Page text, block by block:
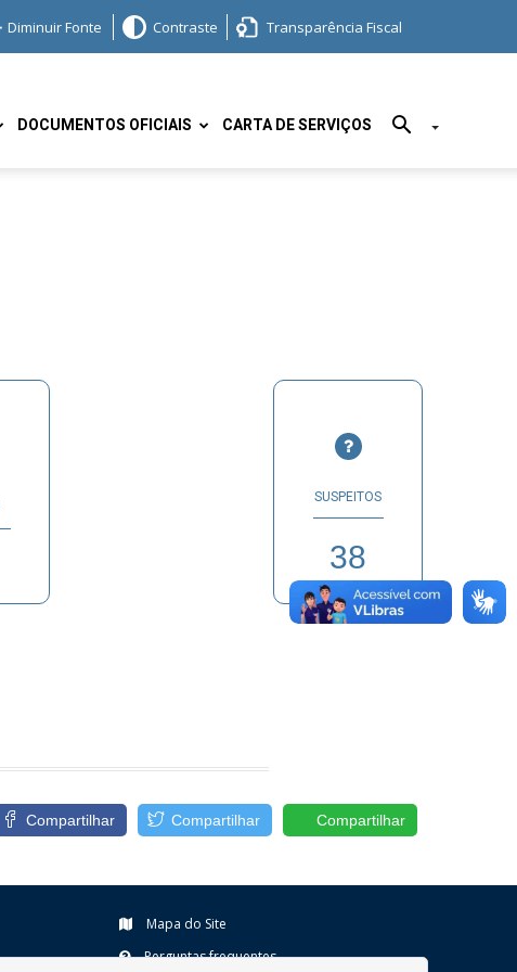
Diminuir Fonte Contraste Transparência Fiscal
DOCUMENTOS OFICIAIS CARTA DE SERVIÇOS
SUSPEITOS
38
Compartilhar Compartilhar Compartilhar
Mapa do Site
Perguntas frequentes